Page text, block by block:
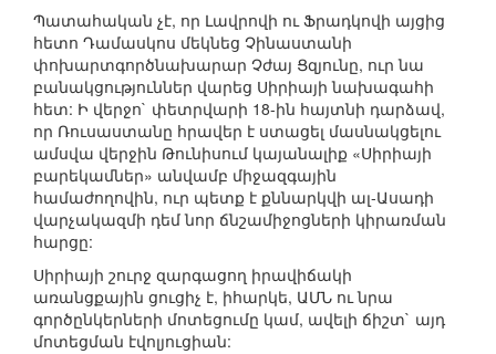
Պատահական չէ, որ Լավրովի ու Ֆրադկովի այցից
հետո Դամասկոս մեկնեց Չինաստանի
փոխարտգործնախարար Չժայ Ցզյունը, ուր նա
բանակցություններ վարեց Սիրիայի նախագահի
հետ: Ի վերջո` փետրվարի 18-ին հայտնի դարձավ,
որ Ռուսաստանը հրավեր է ստացել մասնակցելու
ամսվա վերջին Թունիսում կայանալիք «Սիրիայի
բարեկամներ» անվամբ միջազգային
համաժողովին, ուր պետք է քննարկվի ալ-Ասադի
վարչակազմի դեմ նոր ճնշամիջոցների կիրառման
հարցը:
Սիրիայի շուրջ զարգացող իրավիճակի
առանցքային ցուցիչ է, իհարկե, ԱՄՆ ու նրա
գործընկերների մոտեցումը կամ, ավելի ճիշտ` այդ
մոտեցման էվոլյուցիան: